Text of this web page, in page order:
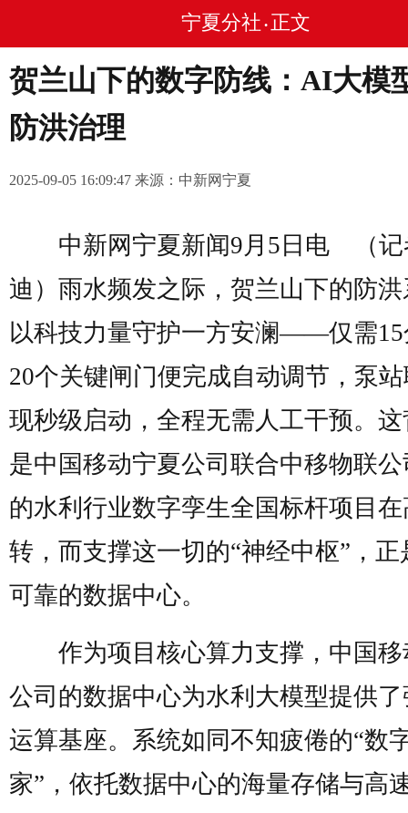
宁夏分社 • 正文
贺兰山下的数字防线：AI大模
防洪治理
2025-09-05 16:09:47 来源：中新网宁夏
中新网宁夏新闻9月5日电
（
迪）雨水频发之际，贺兰山下的防
以科技力量守护一方安澜——仅需15
20个关键闸门便完成自动调节，泵
现秒级启动，全程无需人工干预。
是中国移动宁夏公司联合中移物联
的水利行业数字孪生全国标杆项目
转，而支撑这一切的“神经中枢”，正
可靠的数据中心。
作为项目核心算力支撑，中国移
公司的数据中心为水利大模型提供
运算基座。系统如同不知疲倦的“数
家”，依托数据中心的海量存储与高